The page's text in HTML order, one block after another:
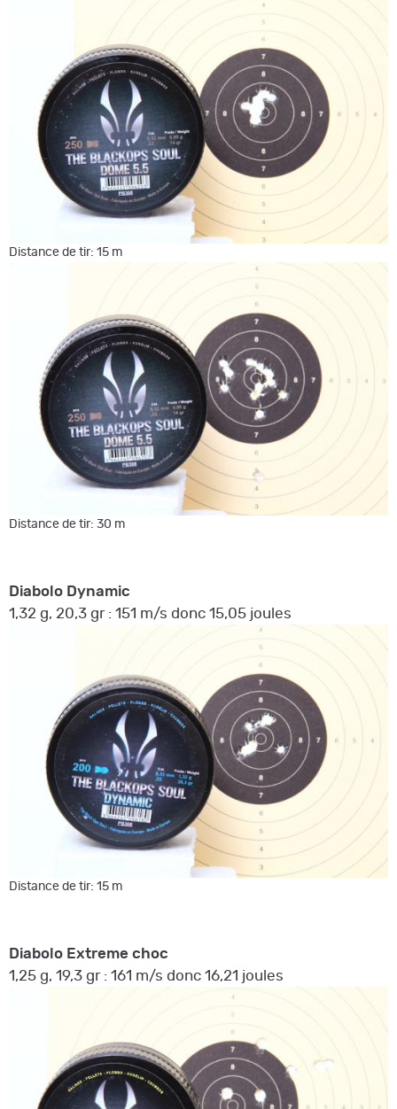
Distance de tir: 15 m
Distance de tir: 30 m
Diabolo Dynamic
1,32 g, 20,3 gr : 151 m/s donc 15,05 joules
Distance de tir: 15 m
Diabolo Extreme choc
1,25 g, 19,3 gr : 161 m/s donc 16,21 joules